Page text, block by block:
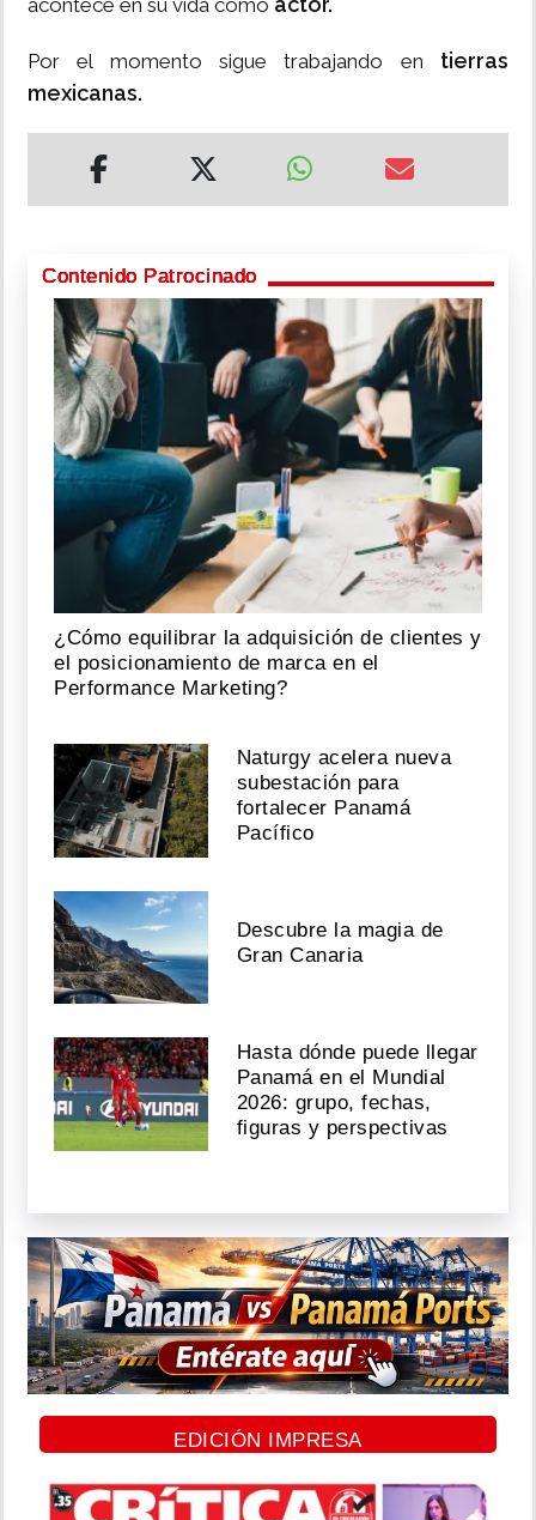
acontece en su vida como
Por el momento sigue trabajando en tierras
mexicanas.
Contenido Patrocinado
¿Cómo equilibrar la adquisición de clientes y
el posicionamiento de marca en el
Performance Marketing?
Naturgy acelera nueva
subestación para
fortalecer Panamá
Pacífico
Descubre la magia de
Gran Canaria
Hasta dónde puede llegar
Panamá en el Mundial
2026: grupo, fechas,
figuras y perspectivas
EDICIÓN IMPRESA